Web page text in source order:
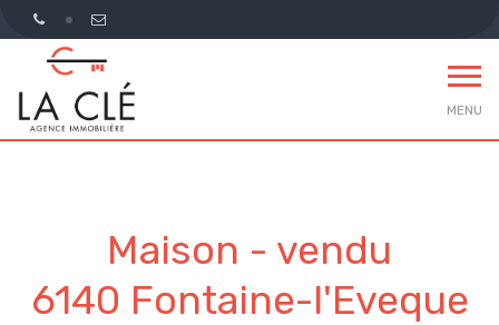
MENU
Maison - vendu
6140 Fontaine-l'Eveque